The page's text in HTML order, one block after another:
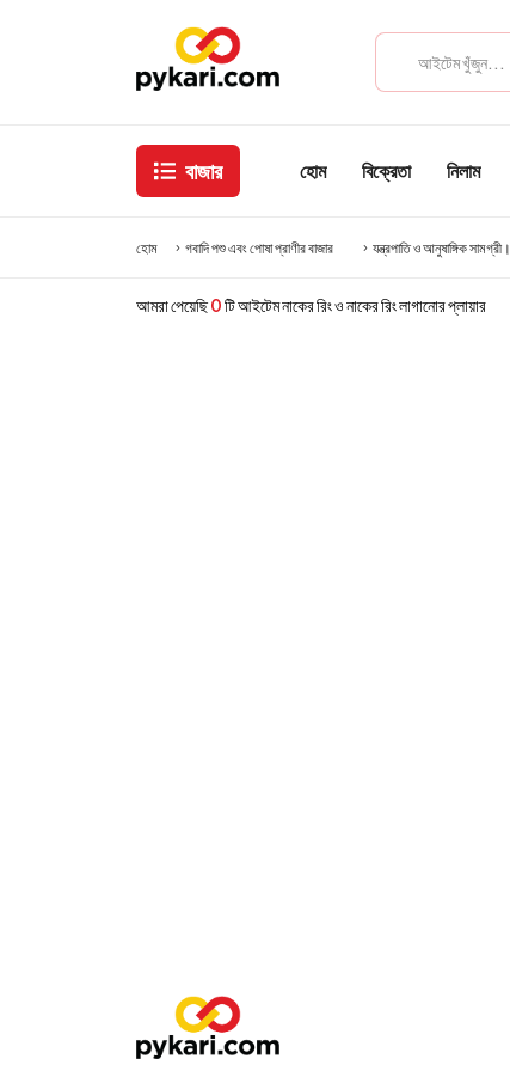
বাজার হোম বিক্রেতা নিলাম
হোম গবাদি পশু এবং পোষা প্রাণীর বাজার যন্ত্রপাতি ও আনুষাঙ্গিক সামগ্রী।
আমরা পেয়েছি0টি আইটেম নাকের রিং ও নাকের রিং লাগানোর প্লায়ার